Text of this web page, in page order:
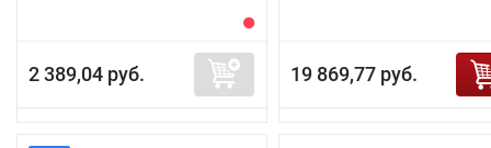
2 389,04 руб. 19 869,77 руб.